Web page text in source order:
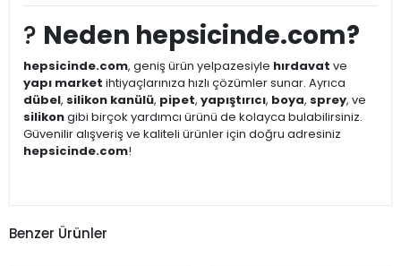
? Neden hepsicinde.com?
hepsicinde.com, geniş ürün yelpazesiyle hırdavat ve
yapı market ihtiyaçlarınıza hızlı çözümler sunar. Ayrıca
dübel, silikon kanülü, pipet, yapıştırıcı, boya, sprey, ve
silikongibi birçok yardımcı ürünü de kolayca bulabilirsiniz.
Güvenilir alışveriş ve kaliteli ürünler için doğru adresiniz
hepsicinde.com!
Benzer Ürünler